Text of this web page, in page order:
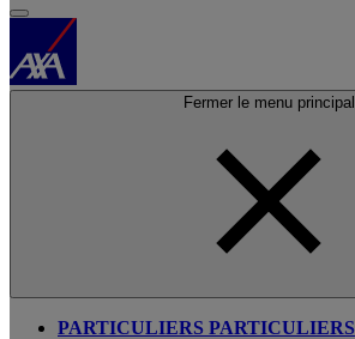
Fermer le menu principal
PARTICULIERS PARTICULIERS